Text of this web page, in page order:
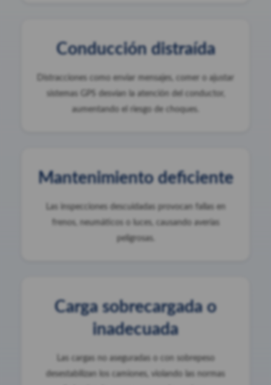
Conducción distraída
Distracciones como enviar mensajes, comer o ajustar
sistemas GPS desvían la atención del conductor,
aumentando el riesgo de choques.
Mantenimiento deficiente
Las inspecciones descuidadas provocan fallas en
frenos, neumáticos o luces, causando averías
peligrosas.
Carga sobrecargada o
inadecuada
Las cargas no aseguradas o con sobrepeso
desestabilizan los camiones, violando las normas